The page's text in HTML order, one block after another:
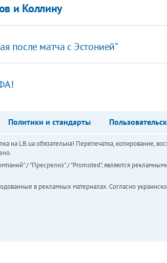
и Коллину
после матча с Эстонией"
Политики и стандарты
на LB.ua обязательна! Перепечатка, копирование,
/ "Пресрелиз" / "Promoted", являются
в рекламных материалах. Согласно